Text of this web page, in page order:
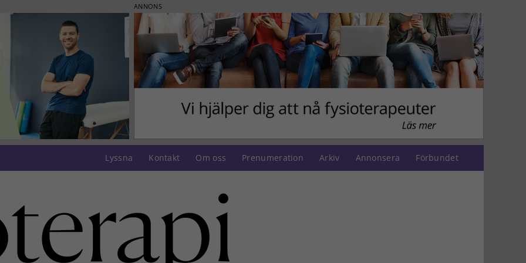
ANNONS
Lyssna Kontakt Om oss Prenumeration Arkiv Annonsera Förbundet